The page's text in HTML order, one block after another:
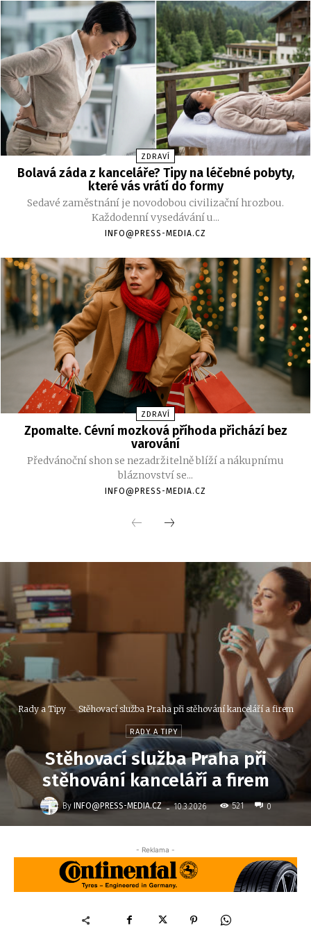
ZDRAVÍ
Bolavá záda z kanceláře? Tipy na léčebné pobyty,
které vás vrátí do formy
Sedavé zaměstnání je novodobou civilizační hrozbou.
Každodenní vysedávání u...
INFO@PRESS-MEDIA.CZ
ZDRAVÍ
Zpomalte. Cévní mozková příhoda přichází bez
varování
Předvánoční shon se nezadržitelně blíží a nákupnímu
bláznovství se...
INFO@PRESS-MEDIA.CZ